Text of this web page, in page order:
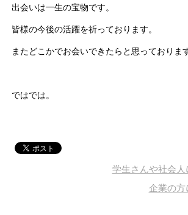
出会いは一生の宝物です。
皆様の今後の活躍を祈っております。
またどこかでお会いできたらと思っておりま
ではでは。
学生さんや社会人
企業の方